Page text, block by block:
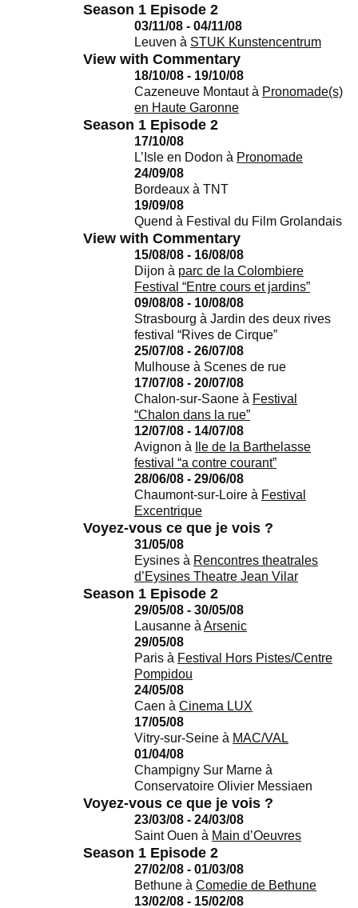
Season 1 Episode 2
03/11/08 - 04/11/08
Leuven à STUK Kunstencentrum
View with Commentary
18/10/08 - 19/10/08
Cazeneuve Montaut à Pronomade(s)
en Haute Garonne
Season 1 Episode 2
17/10/08
L’Isle en Dodon à Pronomade
24/09/08
Bordeaux à TNT
19/09/08
Quend à Festival du Film Grolandais
View with Commentary
15/08/08 - 16/08/08
Dijon à parc de la Colombiere
Festival “Entre cours et jardins”
09/08/08 - 10/08/08
Strasbourg à Jardin des deux rives
festival “Rives de Cirque”
25/07/08 - 26/07/08
Mulhouse à Scenes de rue
17/07/08 - 20/07/08
Chalon-sur-Saone à Festival
“Chalon dans la rue”
12/07/08 - 14/07/08
Avignon à
Ile de la Barthelasse
festival “a contre courant”
28/06/08 - 29/06/08
Chaumont-sur-Loire à Festival
Excentrique
Voyez-vous ce que je vois ?
31/05/08
Eysines à Rencontres theatrales
d’Eysines Theatre Jean Vilar
Season 1 Episode 2
29/05/08 - 30/05/08
Lausanne à Arsenic
29/05/08
Paris à Festival Hors Pistes/Centre
Pompidou
24/05/08
Caen à Cinema LUX
17/05/08
Vitry-sur-Seine à MAC/VAL
01/04/08
Champigny Sur Marne à
Conservatoire Olivier Messiaen
Voyez-vous ce que je vois ?
23/03/08 - 24/03/08
Saint Ouen à Main d’Oeuvres
Season 1 Episode 2
27/02/08 - 01/03/08
Bethune à Comedie de Bethune
13/02/08 - 15/02/08